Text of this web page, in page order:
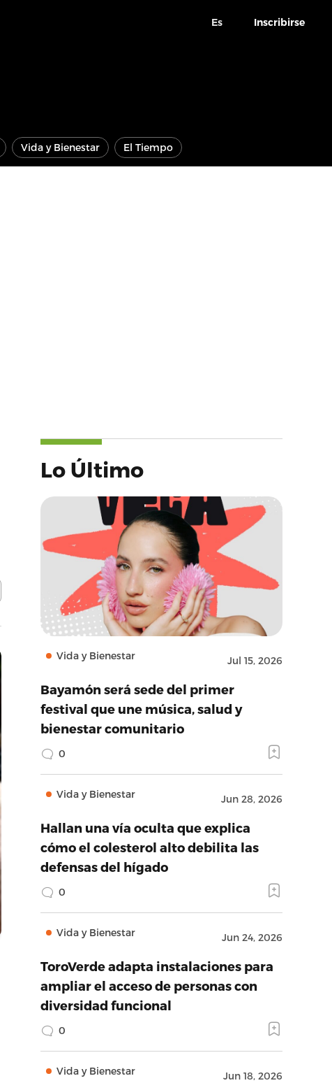
Es Inscribirse
Vida y Bienestar El Tiempo
Lo Último
Vida y Bienestar Jul 15, 2026
Bayamón será sede del primer
festival que une música, salud y
bienestar comunitario
0
Vida y Bienestar Jun 28, 2026
Hallan una vía oculta que explica
cómo el colesterol alto debilita las
defensas del hígado
0
Vida y Bienestar Jun 24, 2026
ToroVerde adapta instalaciones para
ampliar el acceso de personas con
diversidad funcional
0
Vida y Bienestar Jun 18, 2026